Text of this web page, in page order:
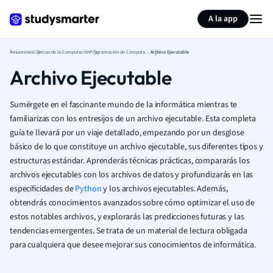
A la app
ResumenesCiencias de la Computación Programación de ComputadorasArchivo Ejecutable
Archivo Ejecutable
Sumérgete en el fascinante mundo de la informática mientras te
familiarizas con los entresijos de un archivo ejecutable. Esta completa
guía te llevará por un viaje detallado, empezando por un desglose
básico de lo que constituye un archivo ejecutable, sus diferentes tipos y
estructuras estándar. Aprenderás técnicas prácticas, compararás los
archivos ejecutables con los archivos de datos y profundizarás en las
especificidades dePythony los archivos ejecutables. Además,
obtendrás conocimientos avanzados sobre cómo optimizar el uso de
estos notables archivos, y explorarás las predicciones futuras y las
tendencias emergentes. Se trata de un material de lectura obligada
para cualquiera que desee mejorar sus conocimientos de informática.
Resumir página